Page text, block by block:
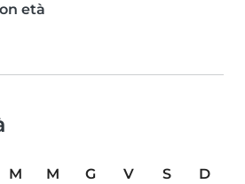
età
M M G V S
D